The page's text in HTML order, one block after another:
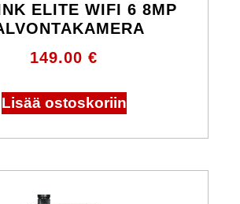
ELITE WIFI 6 8MP
149.00 €
Lisää ostoskoriin